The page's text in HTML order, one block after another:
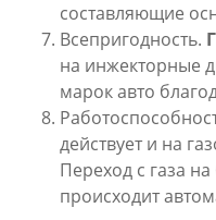
составляющие
Всепригодность.
на инжекторные
марок авто
действует и на
Переход с газа
происходит